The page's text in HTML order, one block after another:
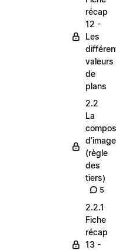
récap
12 -
Les
valeurs
de
plans
2.2
La
d’image
(règle
des
tiers)
5
2.2.1
Fiche
récap
13 -